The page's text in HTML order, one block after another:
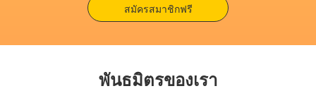
สมัครสมาชิกฟรี
พันธมิตรของเรา